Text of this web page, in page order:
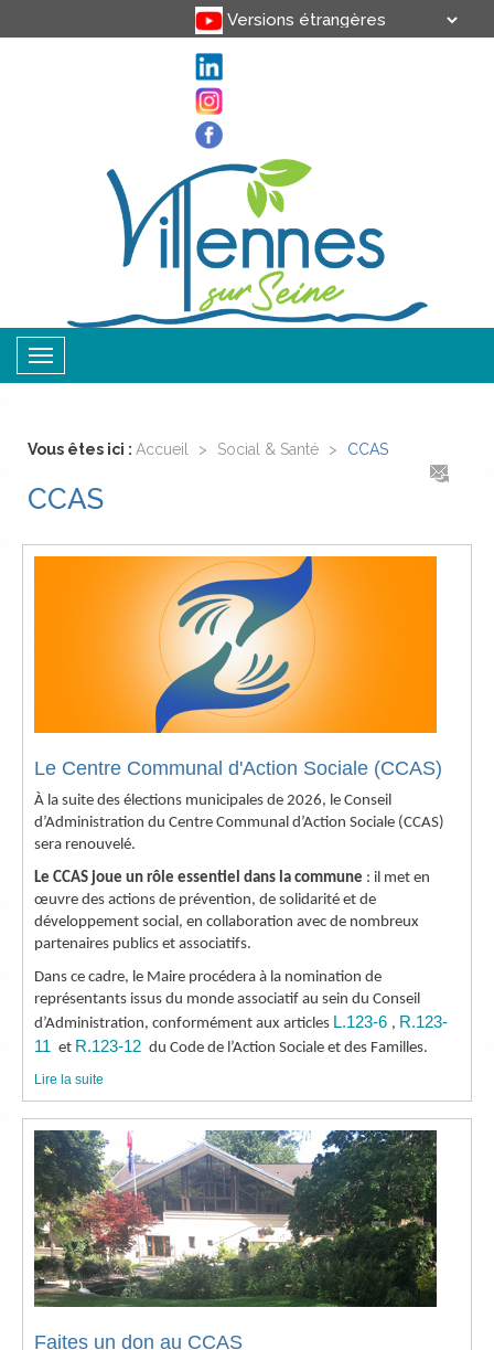
Toggle
navigation
Vous êtes ici : Accueil > Social & Santé > CCAS
CCAS
Le Centre Communal d'Action Sociale (CCAS)
À la suite des élections municipales de 2026, le Conseil
d’Administration du Centre Communal d’Action Sociale (CCAS)
sera renouvelé.
Le CCAS joue un rôle essentiel dans la commune : il met en
œuvre des actions de prévention, de solidarité et de
développement social, en collaboration avec de nombreux
partenaires publics et associatifs.
Dans ce cadre, le Maire procédera à la nomination de
représentants issus du monde associatif au sein du Conseil
d’Administration, conformément aux articles L.123-6 , R.123-
11 et R.123-12 du Code de l’Action Sociale et des Familles.
Lire la suite
Faites un don au CCAS